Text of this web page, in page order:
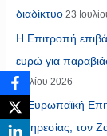
διαδίκτυο 23
Η Επιτροπή
ευρώ για
Ιουλίου 2026
Η Ευρωπαϊκή
υπηρεσίας, τον